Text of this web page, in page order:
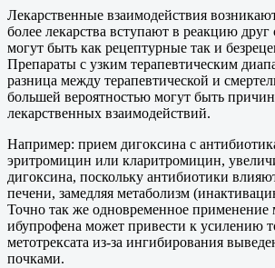
Лекарственные взаимодействия
более лекарства вступают в реакцию друг
могут быть как рецептурные так и
Препараты с узким терапевтическим
разница между терапевтической и
большей вероятностью могут быть
лекарственных взаимодействий.
Например: прием дигоксина с
эритромицин или кларитромицин,
дигоксина, поскольку антибиотики
печени, замедляя метаболизм
Точно так же одновременное применение
ибупрофена может привести к усилению
метотрексата из-за ингибирования
почками.